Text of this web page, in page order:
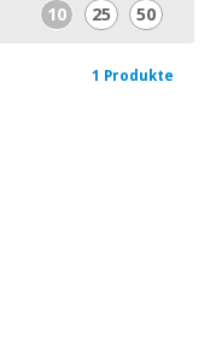
10 25 50
1 Produkte